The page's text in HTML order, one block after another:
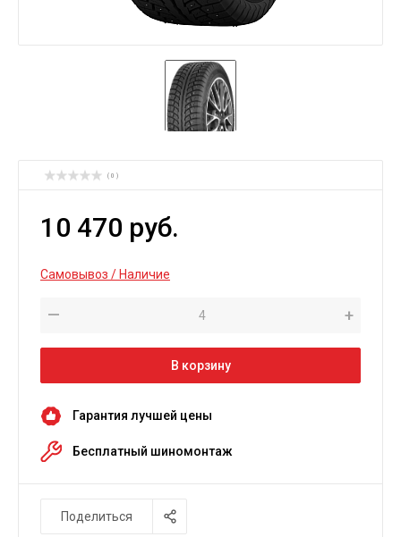
( 0 )
10 470 руб.
Самовывоз / Наличие
— +
В корзину
Гарантия лучшей цены
Бесплатный шиномонтаж
Поделиться